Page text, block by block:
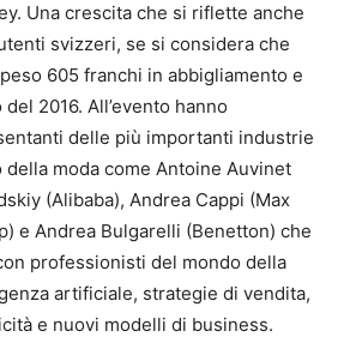
Una crescita che si riflette anche
svizzeri, se si considera che
605 franchi in abbigliamento e
2016. All’evento hanno
delle più importanti industrie
moda come Antoine Auvinet
(Alibaba), Andrea Cappi (Max
e Andrea Bulgarelli (Benetton) che
professionisti del mondo della
artificiale, strategie di vendita,
e nuovi modelli di business.